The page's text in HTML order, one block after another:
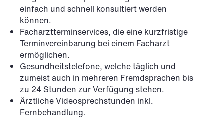
einfach und schnell konsultiert werden
können.
Facharztterminservices, die eine kurzfristige
Terminvereinbarung bei einem Facharzt
ermöglichen.
Gesundheitstelefone, welche täglich und
zumeist auch in mehreren Fremdsprachen bis
zu 24 Stunden zur Verfügung stehen.
Ärztliche Videosprechstunden inkl.
Fernbehandlung.